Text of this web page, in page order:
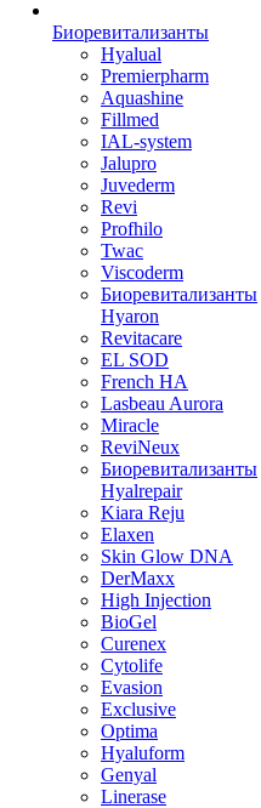
Биоревитализанты
Hyalual
Premierpharm
Aquashine
Fillmed
IAL-system
Jalupro
Juvederm
Revi
Profhilo
Twac
Viscoderm
Биоревитализанты
Hyaron
Revitacare
EL SOD
French HA
Lasbeau Aurora
Miracle
ReviNeux
Биоревитализанты
Hyalrepair
Kiara Reju
Elaxen
Skin Glow DNA
DerMaxx
High Injection
BioGel
Curenex
Cytolife
Evasion
Exclusive
Optima
Hyaluform
Genyal
Linerase